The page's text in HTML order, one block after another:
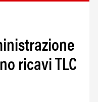
ricavi TLC